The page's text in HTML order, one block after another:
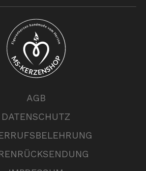
AGB
DATENSCHUTZ